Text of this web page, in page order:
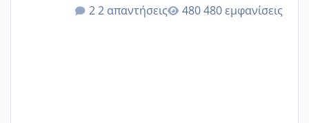
δεν χάνω εύκολα! Προσπαθώ για ακόμη
2 απαντήσεις 480 εμφανίσεις